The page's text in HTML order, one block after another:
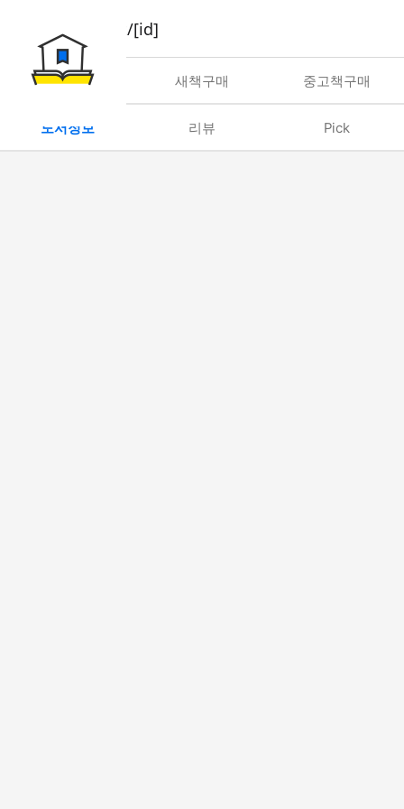
book/rent/[id]
대여 새책구매 중고책구매
도서정보 리뷰 Pick